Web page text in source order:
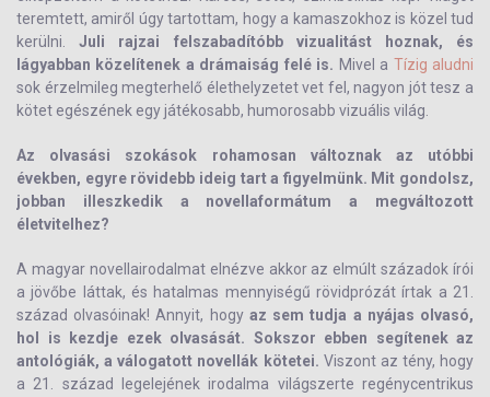
teremtett, amiről úgy tartottam, hogy a kamaszokhoz is közel tud
kerülni.Juli rajzai felszabadítóbb vizualitást hoznak, és
lágyabban közelítenek a drámaiság felé is. Mivel a Tízig aludni
sok érzelmileg megterhelő élethelyzetet vet fel, nagyon jót tesz a
kötet egészének egy játékosabb, humorosabb vizuális világ.
Az olvasási szokások rohamosan változnak az utóbbi
években, egyre rövidebb ideig tart a figyelmünk. Mit gondolsz,
jobban illeszkedik a novellaformátum a megváltozott
életvitelhez?
A magyar novellairodalmat elnézve akkor az elmúlt századok írói
a jövőbe láttak, és hatalmas mennyiségű rövidprózát írtak a 21.
század olvasóinak! Annyit, hogy az sem tudja a nyájas olvasó,
hol is kezdje ezek olvasását. Sokszor ebben segítenek az
antológiák, a válogatott novellák kötetei. Viszont az tény, hogy
a 21. század legelejének irodalma világszerte regénycentrikus